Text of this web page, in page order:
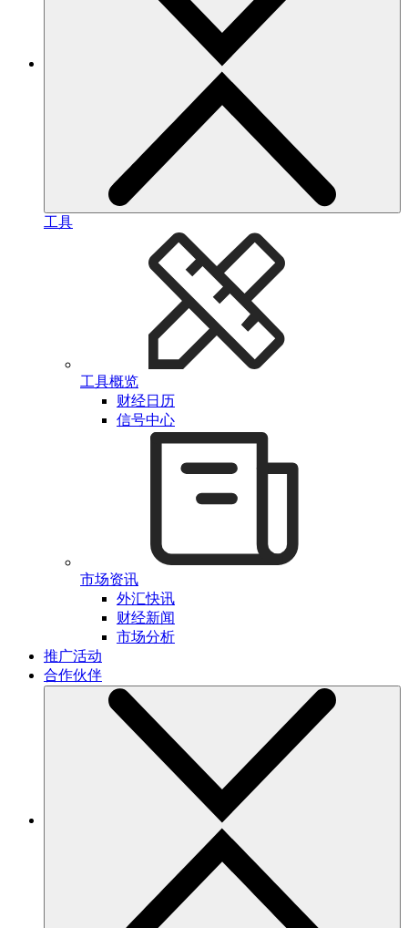
工具
工具概览
财经日历
信号中心
市场资讯
外汇快讯
财经新闻
市场分析
推广活动
合作伙伴